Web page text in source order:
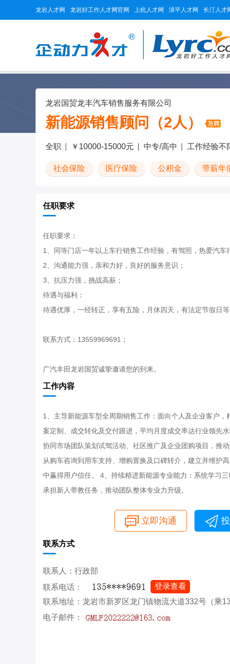
龙岩人才网 龙岩好工作人才网官网 上杭人才网 漳平人才网 长汀人才
龙岩国贸龙丰汽车销售服务有限公司
新能源销售顾问（2人）
全职 ￥10000-15000元 中专/高中 工作经验不
社会保险 医疗保险 公积金 带薪年
任职要求
任职要求：
1、同等门店一年以上车行销售工作经验，有驾照，热爱汽车
2、沟通能力强，亲和力好，良好的服务意识；
3、抗压力强，挑战高薪；
待遇与福利：
待遇优厚，一经转正，享有五险，月休四天，有法定节假日
联系方式：13559969691；
广汽丰田龙岩国贸诚挚邀请您的到来。
工作内容
1、主导新能源车型全周期销售工作：面向个人及企业客户
案定制、成交转化及交付跟进，平均月度成交率达行业领先
协同市场团队策划试驾活动、社区推广及企业团购项目，推
从购车咨询到用车支持、增购置换及口碑转介，建立并维护
中赢得用户信任。 4、持续精进新能源专业能力：系统学习
承担新人带教任务，推动团队整体专业力升级。
立即沟通
联系方式
联系人：行政部
联系电话：
登录查看
联系地址：龙岩市新罗区龙门镇物流大道332号（乘
电子邮件：